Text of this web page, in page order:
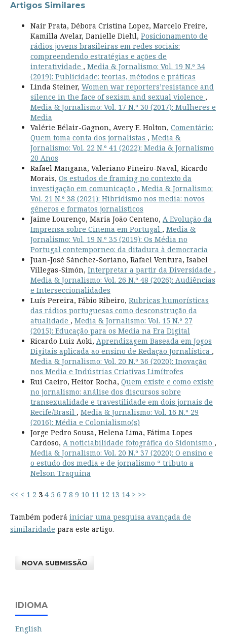
Artigos Similares
Nair Prata, Débora Cristina Lopez, Marcelo Freire,
Kamilla Avelar, Danielle Diehl, Posicionamento de
rádios jovens brasileiras em redes sociais:
compreendendo estratégias e ações de
interatividade , Media & Jornalismo: Vol. 19 N.º 34
(2019): Publicidade: teorias, métodos e práticas
Linda Steiner, Women war reporters’resistance and
silence in the face of sexism and sexual violence ,
Media & Jornalismo: Vol. 17 N.º 30 (2017): Mulheres e
Media
Valérie Bélair-Gagnon, Avery E. Holton, Comentário:
Quem toma conta dos jornalistas , Media &
Jornalismo: Vol. 22 N.º 41 (2022): Media & Jornalismo
20 Anos
Rafael Mangana, Valeriano Piñeiro-Naval, Ricardo
Morais, Os estudos de framing no contexto da
investigação em comunicação , Media & Jornalismo:
Vol. 21 N.º 38 (2021): Hibridismo nos media: novos
géneros e formatos jornalísticos
Jaime Lourenço, Maria João Centeno, A Evolução da
Imprensa sobre Cinema em Portugal , Media &
Jornalismo: Vol. 19 N.º 35 (2019): Os Média no
Portugal contemporneo: da ditadura à democracia
Juan-José Sánchez-Soriano, Rafael Ventura, Isabel
Villegas-Simón, Interpretar a partir da Diversidade ,
Media & Jornalismo: Vol. 26 N.º 48 (2026): Audiências
e Interseccionalidades
Luís Pereira, Fábio Ribeiro, Rubricas humorísticas
das rádios portuguesas como desconstrução da
atualidade , Media & Jornalismo: Vol. 15 N.º 27
(2015): Educação para os Media na Era Digital
Ricardo Luiz Aoki, Aprendizagem Baseada em Jogos
Digitais aplicada ao ensino de Redação Jornalística ,
Media & Jornalismo: Vol. 20 N.º 36 (2020): Inovação
nos Media e Indústrias Criativas Limítrofes
Rui Caeiro, Heitor Rocha, Quem existe e como existe
no jornalismo: análise dos discursos sobre
transexualidade e travestilidade em dois jornais de
Recife/Brasil , Media & Jornalismo: Vol. 16 N.º 29
(2016): Média e Colonialismo(s)
Jorge Pedro Sousa, Helena Lima, Fátima Lopes
Cardoso, A noticiabilidade fotográfica do Sidonismo ,
Media & Jornalismo: Vol. 20 N.º 37 (2020): O ensino e
o estudo dos media e de jornalismo “ tributo a
Nelson Traquina
<< < 1 2 3 4 5 6 7 8 9 10 11 12 13 14 > >>
Também poderá iniciar uma pesquisa avançada de
similaridade para este artigo.
NOVA SUBMISSÃO
IDIOMA
English